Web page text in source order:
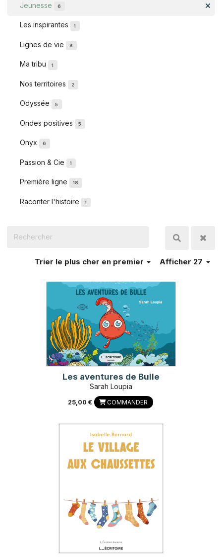
Jeunesse 6
Les inspirantes 1
Lignes de vie 8
Ma tribu 1
Nos territoires 2
Odyssée 5
Ondes positives 5
Onyx 6
Passion & Cie 1
Première ligne 18
Raconter l'histoire 1
Afficher 27
Trier le plus cher en premier
Les aventures de Bulle
Sarah Loupia
25,00 € COMMANDER